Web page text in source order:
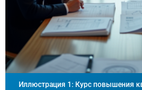
Иллюстрация 1: Курс повышения